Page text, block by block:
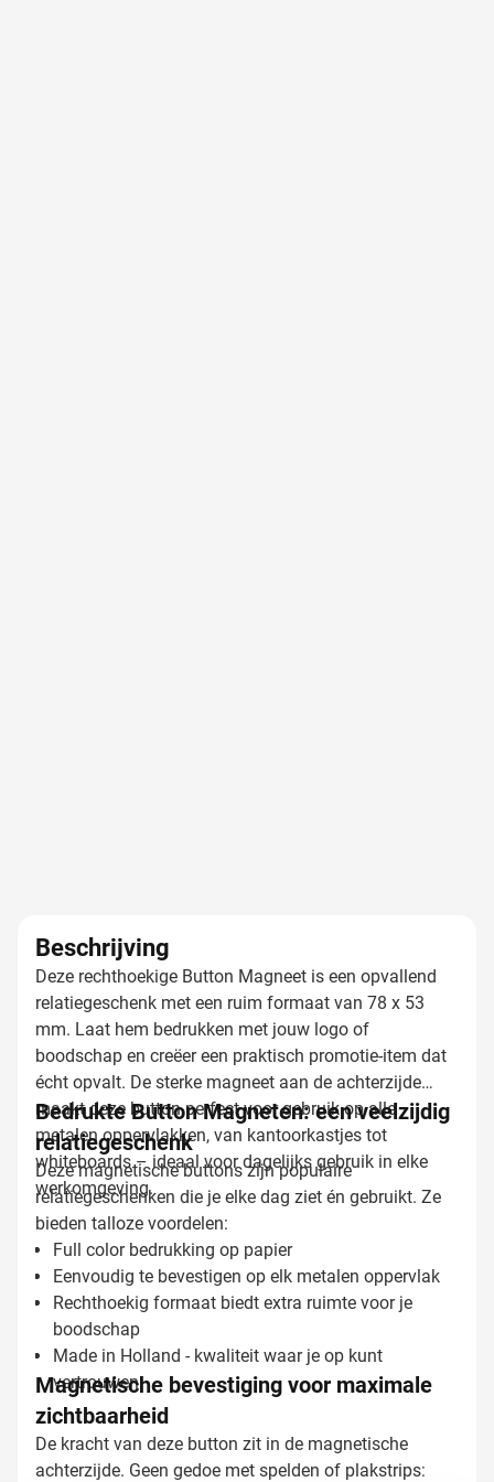
Beschrijving
Deze rechthoekige Button Magneet is een opvallend
relatiegeschenk met een ruim formaat van 78 x 53
mm. Laat hem bedrukken met jouw logo of
boodschap en creëer een praktisch promotie-item dat
écht opvalt. De sterke magneet aan de achterzijde
maakt deze button perfect voor gebruik op alle
metalen oppervlakken, van kantoorkastjes tot
whiteboards – ideaal voor dagelijks gebruik in elke
werkomgeving.
Bedrukte Button Magneten: een veelzijdig
relatiegeschenk
Deze magnetische buttons zijn populaire
relatiegeschenken die je elke dag ziet én gebruikt. Ze
bieden talloze voordelen:
Full color bedrukking op papier
Eenvoudig te bevestigen op elk metalen oppervlak
Rechthoekig formaat biedt extra ruimte voor je
boodschap
Made in Holland - kwaliteit waar je op kunt
vertrouwen
Magnetische bevestiging voor maximale
zichtbaarheid
De kracht van deze button zit in de magnetische
achterzijde. Geen gedoe met spelden of plakstrips: